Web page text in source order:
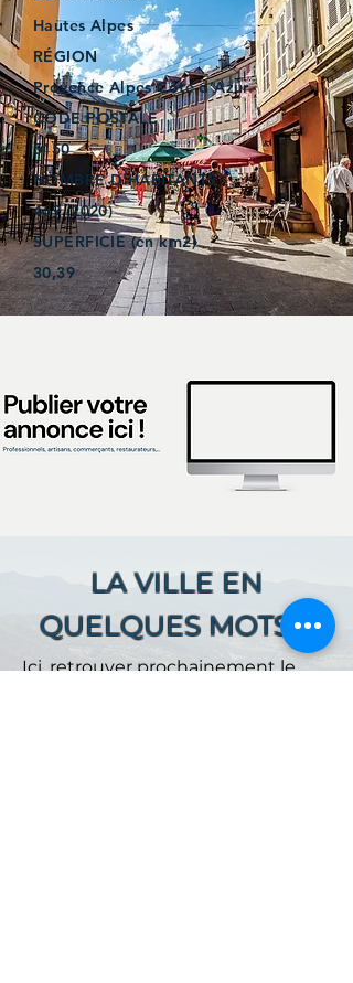
Hautes Alpes
RÉGION
Provence Alpes Côte d’Azur
CODE POSTALE
5150
NOMBRE D'HABITANTS
469 (2020)
SUPERFICIE (en km2)
30,39
LA VILLE EN
QUELQUES MOTS ...
Ici, retrouver prochainement le